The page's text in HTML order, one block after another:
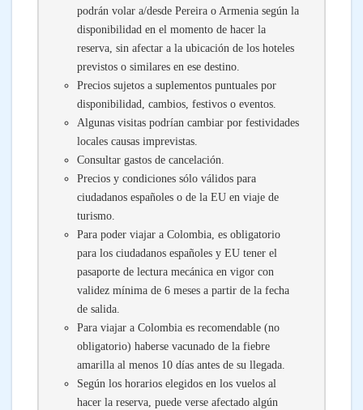
podrán volar a/desde Pereira o Armenia según la
disponibilidad en el momento de hacer la
reserva, sin afectar a la ubicación de los hoteles
previstos o similares en ese destino.
Precios sujetos a suplementos puntuales por
disponibilidad, cambios, festivos o eventos.
Algunas visitas podrían cambiar por festividades
locales causas imprevistas.
Consultar gastos de cancelación.
Precios y condiciones sólo válidos para
ciudadanos españoles o de la EU en viaje de
turismo.
Para poder viajar a Colombia, es obligatorio
para los ciudadanos españoles y EU tener el
pasaporte de lectura mecánica en vigor con
validez mínima de 6 meses a partir de la fecha
de salida.
Para viajar a Colombia es recomendable (no
obligatorio) haberse vacunado de la fiebre
amarilla al menos 10 días antes de su llegada.
Según los horarios elegidos en los vuelos al
hacer la reserva, puede verse afectado algún